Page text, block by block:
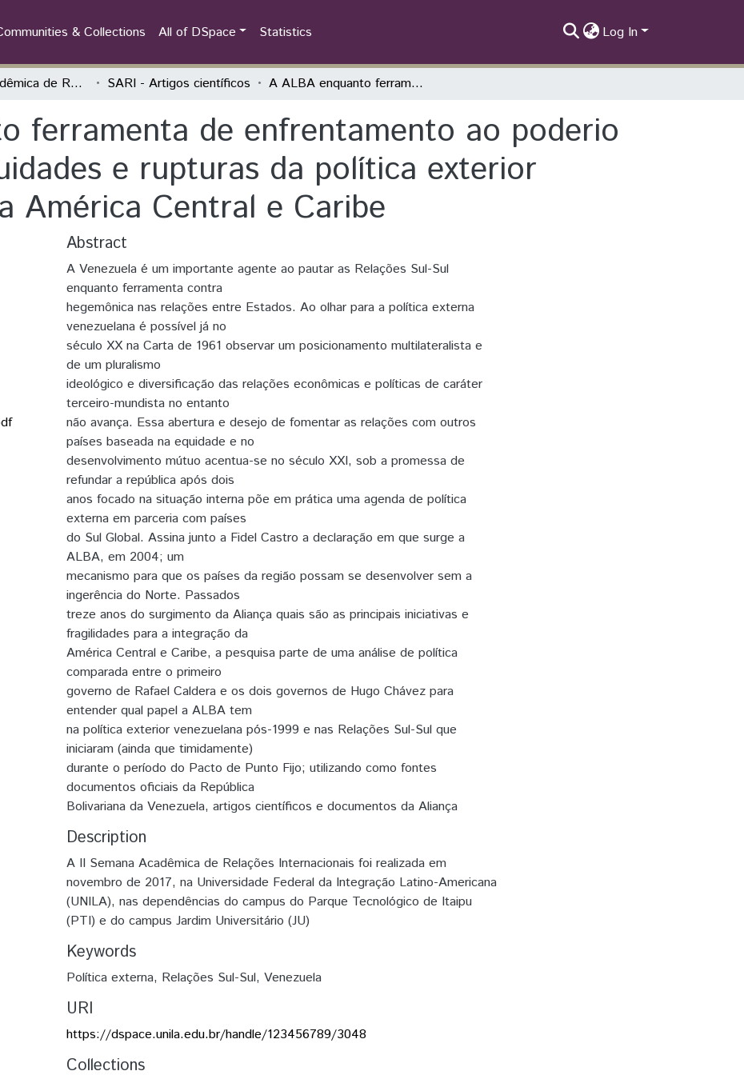
& Collections All of DSpace Statistics Log In
Semana Acadêmica de Relações Internacionais (SARI) SARI - Artigos científicos A ALBA enquanto ferramenta de enfrentamento ao poderio do norte: continuidades e rupturas da política exterior Venezuelana para América Central e Caribe
ferramenta de enfrentamento ao poderio
e rupturas da política exterior
América Central e Caribe
Abstract
A Venezuela é um importante agente ao pautar as Relações Sul-Sul
enquanto ferramenta contra
hegemônica nas relações entre Estados. Ao olhar para a política externa
venezuelana é possível já no
século XX na Carta de 1961 observar um posicionamento multilateralista e
de um pluralismo
ideológico e diversificação das relações econômicas e políticas de caráter
terceiro-mundista no entanto
não avança. Essa abertura e desejo de fomentar as relações com outros
países baseada na equidade e no
desenvolvimento mútuo acentua-se no século XXI, sob a promessa de
refundar a república após dois
anos focado na situação interna põe em prática uma agenda de política
externa em parceria com países
do Sul Global. Assina junto a Fidel Castro a declaração em que surge a
ALBA, em 2004; um
mecanismo para que os países da região possam se desenvolver sem a
ingerência do Norte. Passados
treze anos do surgimento da Aliança quais são as principais iniciativas e
fragilidades para a integração da
América Central e Caribe, a pesquisa parte de uma análise de política
comparada entre o primeiro
governo de Rafael Caldera e os dois governos de Hugo Chávez para
entender qual papel a ALBA tem
na política exterior venezuelana pós-1999 e nas Relações Sul-Sul que
iniciaram (ainda que timidamente)
durante o período do Pacto de Punto Fijo; utilizando como fontes
documentos oficiais da República
Bolivariana da Venezuela, artigos científicos e documentos da Aliança
Description
A II Semana Acadêmica de Relações Internacionais foi realizada em
novembro de 2017, na Universidade Federal da Integração Latino-Americana
(UNILA), nas dependências do campus do Parque Tecnológico de Itaipu
(PTI) e do campus Jardim Universitário (JU)
Keywords
Política externa, Relações Sul-Sul, Venezuela
URI
https://dspace.unila.edu.br/handle/123456789/3048
Collections